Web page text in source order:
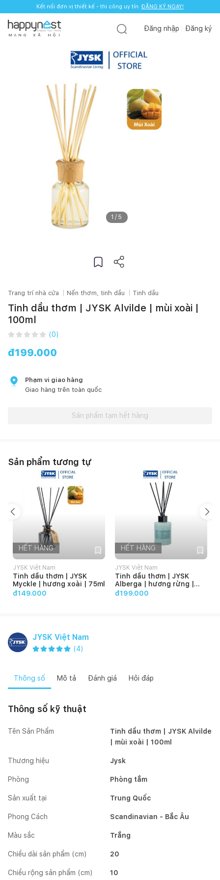
Kết nối đơn vị thiết kế - thi công uy tín. ĐĂNG KÝ NGAY!
M Ạ N G X Ã H Ộ I
Đăng nhập Đăng ký
1 / 5
Trang trí nhà cửa Nến thơm, tinh dầu Tinh dầu
Tinh dầu thơm | JYSK Alvilde | mùi xoài |
100ml
(0)
đ199.000
Phạm vi giao hàng
Giao hàng trên toàn quốc
Sản phẩm tạm hết hàng
Sản phẩm tương tự
HẾT HÀNG
JYSK Việt Nam
Tinh dầu thơm | JYSK
Myckle | hương xoài | 75ml
đ149.000
HẾT HÀNG
JYSK Việt Nam
Tinh dầu thơm | JYSK
Alberga | hương rừng |
75ml
đ199.000
JYSK Việt Nam
(4)
Thông số Mô tả Đánh giá Hỏi đáp
Thông số kỹ thuật
Tên Sản Phẩm
Tinh dầu thơm | JYSK Alvilde
| mùi xoài | 100ml
Thương hiệu Jysk
Phòng Phòng tắm
Sản xuất tại Trung Quốc
Phong Cách Scandinavian - Bắc Âu
Màu sắc Trắng
Chiều dài sản phẩm (cm) 20
Chiều rộng sản phẩm (cm) 10